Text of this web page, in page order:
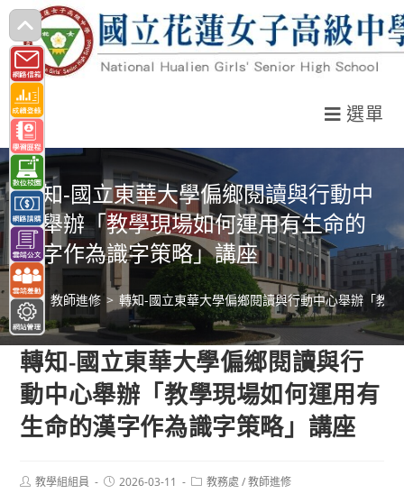
跳
轉
至
主
要
內
容
選單
轉知-國立東華大學偏鄉閱讀與行動中
心舉辦「教學現場如何運用有生命的
漢字作為識字策略」講座
> 教師進修 > 轉知-國立東華大學偏鄉閱讀與行動中心舉辦「教
轉知-國立東華大學偏鄉閱讀與行
動中心舉辦「教學現場如何運用有
生命的漢字作為識字策略」講座
Post教學組組員
Post2026-03-11
Post教務處 / 教師進修